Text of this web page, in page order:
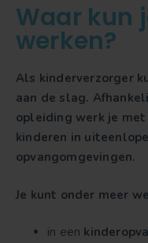
Waar kun
werken?
Als kinderverzorger
aan de slag.
opleiding werk je met
kinderen in
opvangomgevingen.
Je kunt onder meer
in een